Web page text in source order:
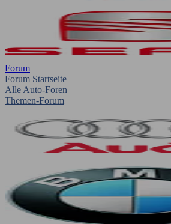
Forum
Forum Startseite
Alle Auto-Foren
Themen-Forum